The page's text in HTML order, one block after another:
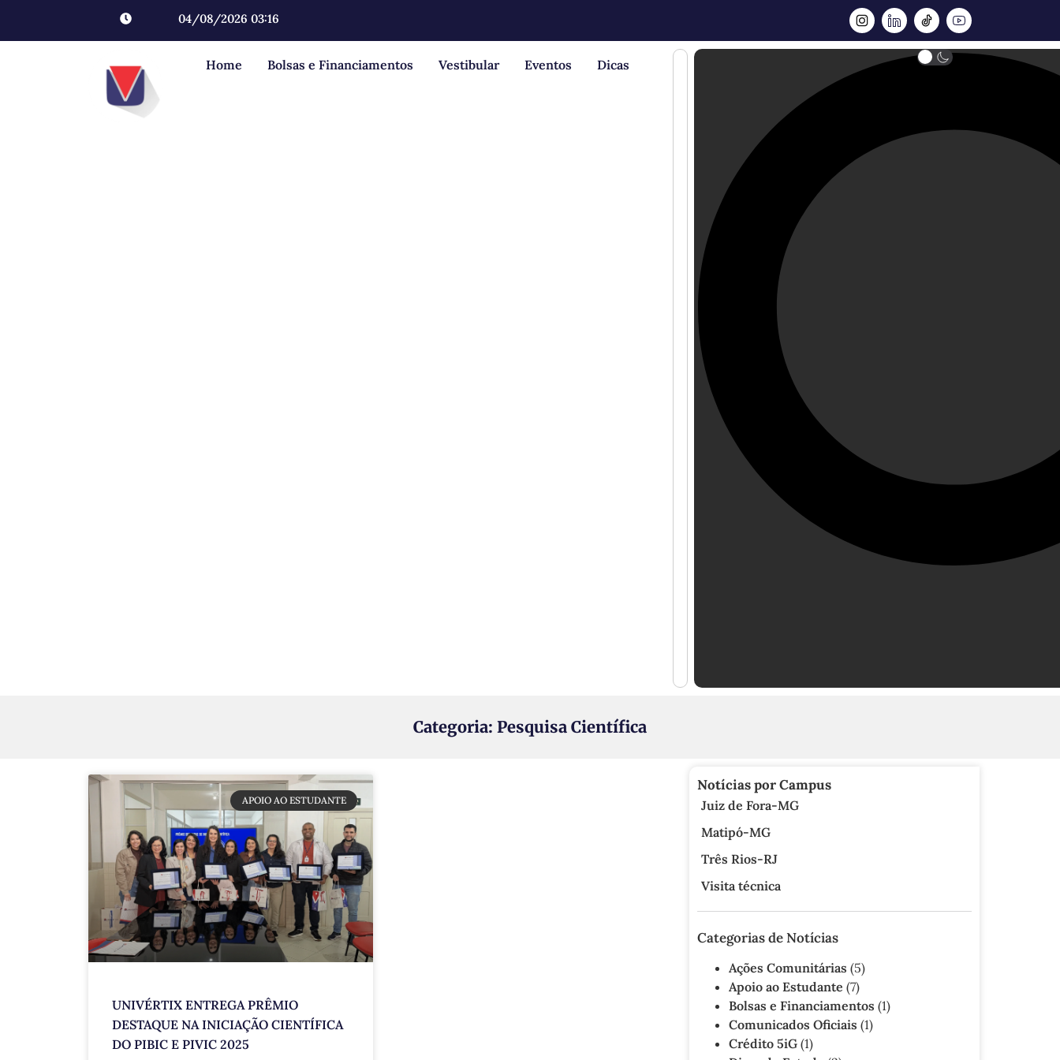
04/08/2026 03:16
Home Bolsas e Financiamentos Vestibular Eventos Dicas
Categoria: Pesquisa Científica
APOIO AO ESTUDANTE
UNIVÉRTIX ENTREGA PRÊMIO
DESTAQUE NA INICIAÇÃO CIENTÍFICA
DO PIBIC E PIVIC 2025
Notícias por Campus
Juiz de Fora-MG
Matipó-MG
Três Rios-RJ
Visita técnica
Categorias de Notícias
Ações Comunitárias (5)
Apoio ao Estudante (7)
Bolsas e Financiamentos (1)
Comunicados Oficiais (1)
Crédito 5iG (1)